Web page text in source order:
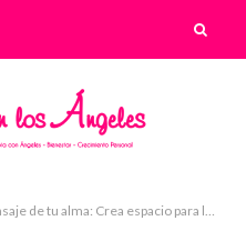
Mensaje de tu alma: Crea espacio para lo nuevo